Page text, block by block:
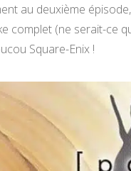
au deuxième
complet (ne serait-ce
Square-Enix !